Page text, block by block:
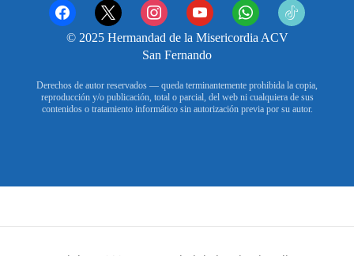
facebook x instagramyoutube whatsapp tiktok2
© 2025 Hermandad de la Misericordia ACV
San Fernando
Derechos de autor reservados — queda terminantemente prohibida la copia,
reproducción y/o publicación, total o parcial, del web ni cualquiera de sus
contenidos o tratamiento informático sin autorización previa por su autor.